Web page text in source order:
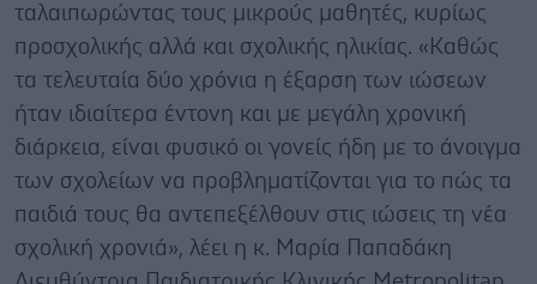
ταλαιπωρώντας τους μικρούς μαθητές, κυρίως
προσχολικής αλλά και σχολικής ηλικίας. «Καθώς
τα τελευταία δύο χρόνια η έξαρση των ιώσεων
ήταν ιδιαίτερα έντονη και με μεγάλη χρονική
διάρκεια, είναι φυσικό οι γονείς ήδη με το άνοιγμα
των σχολείων να προβληματίζονται για το πώς τα
παιδιά τους θα αντεπεξέλθουν στις ιώσεις τη νέα
σχολική χρονιά», λέει η κ. Μαρία Παπαδάκη